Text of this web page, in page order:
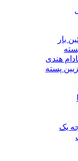
بار
هندی
پسته
یک